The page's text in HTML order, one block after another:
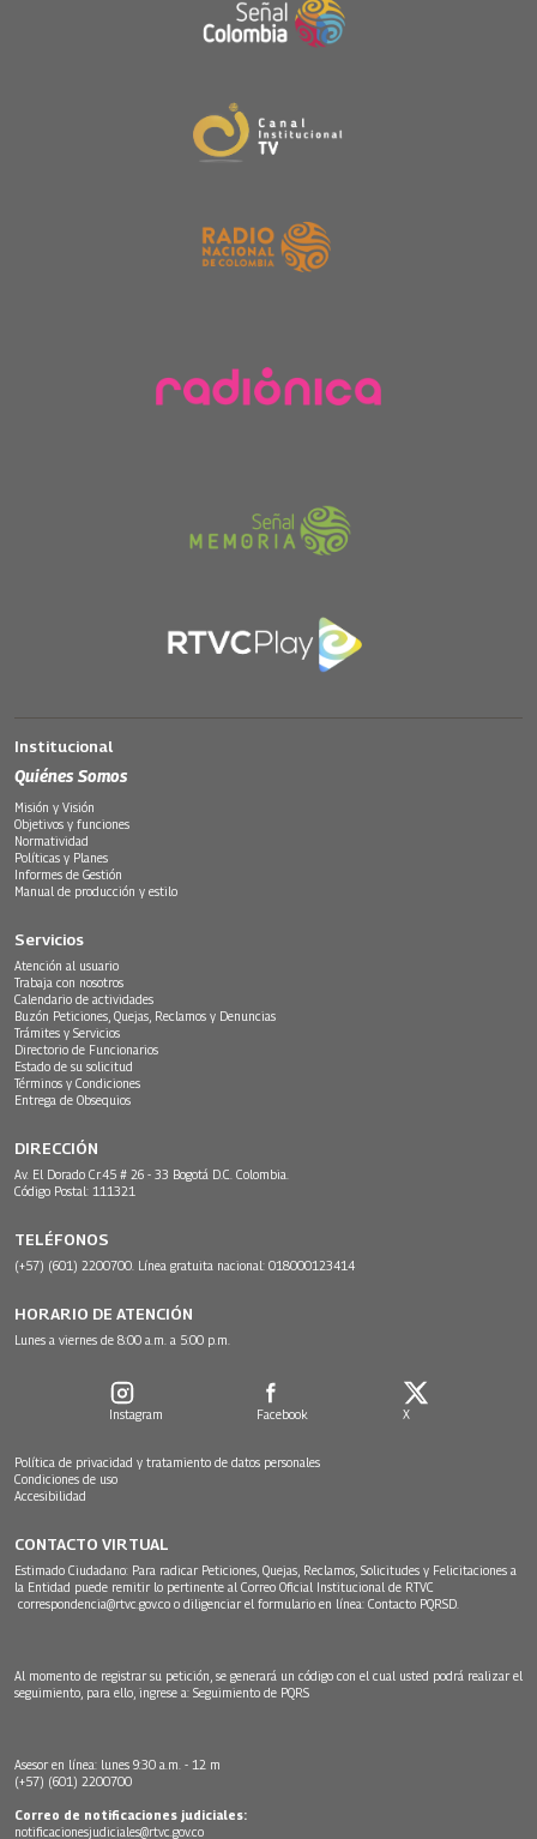
Institucional
Quiénes Somos
Misión y Visión
Objetivos y funciones
Normatividad
Políticas y Planes
Informes de Gestión
Manual de producción y estilo
Servicios
Atención al usuario
Trabaja con nosotros
Calendario de actividades
Buzón Peticiones, Quejas, Reclamos y Denuncias
Trámites y Servicios
Directorio de Funcionarios
Estado de su solicitud
Términos y Condiciones
Entrega de Obsequios
DIRECCIÓN
Av. El Dorado Cr.45 # 26 - 33 Bogotá D.C. Colombia.
Código Postal: 111321
TELÉFONOS
(+57) (601) 2200700. Línea gratuita nacional: 018000123414
HORARIO DE ATENCIÓN
Lunes a viernes de 8:00 a.m. a 5:00 p.m.
Instagram Facebook X
Política de privacidad y tratamiento de datos personales
Condiciones de uso
Accesibilidad
CONTACTO VIRTUAL
Estimado Ciudadano: Para radicar Peticiones, Quejas, Reclamos, Solicitudes y Felicitaciones a
la Entidad puede remitir lo pertinente al Correo Oficial Institucional de RTVC
correspondencia@rtvc.gov.co o diligenciar el formulario en línea: Contacto PQRSD.
Al momento de registrar su petición, se generará un código con el cual usted podrá realizar el
seguimiento, para ello, ingrese a: Seguimiento de PQRS
Asesor en línea: lunes 9:30 a.m. - 12 m
(+57) (601) 2200700
Correo de notificaciones judiciales:
notificacionesjudiciales@rtvc.gov.co